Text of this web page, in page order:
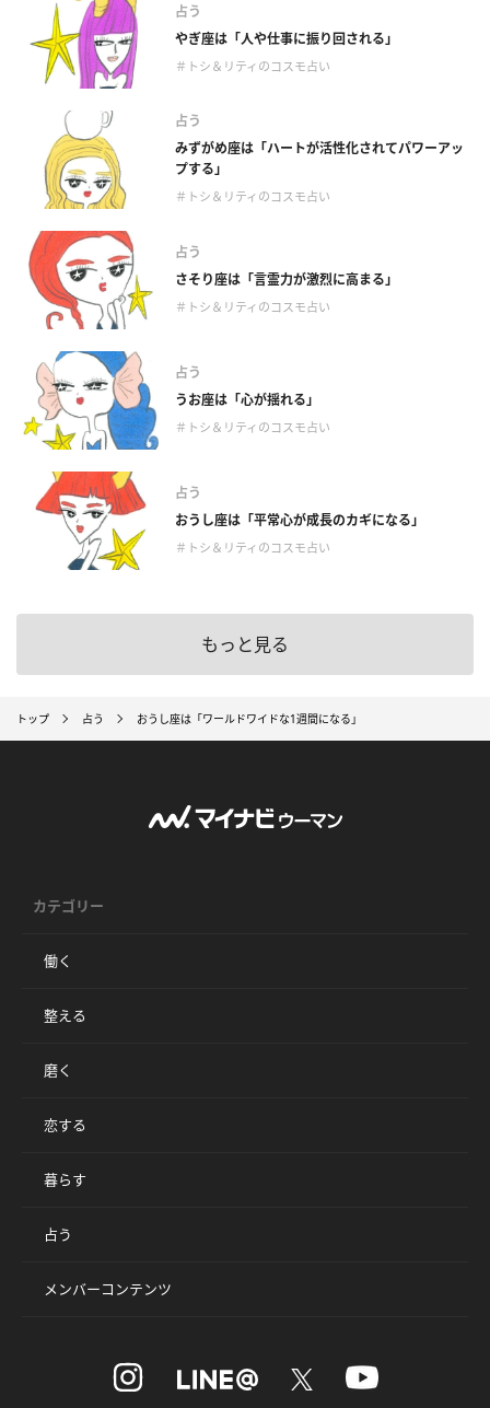
占う
やぎ座は「人や仕事に振り回される」
＃トシ＆リティのコスモ占い
占う
みずがめ座は「ハートが活性化されてパワーアッ
プする」
＃トシ＆リティのコスモ占い
占う
さそり座は「言霊力が激烈に高まる」
＃トシ＆リティのコスモ占い
占う
うお座は「心が揺れる」
＃トシ＆リティのコスモ占い
占う
おうし座は「平常心が成長のカギになる」
＃トシ＆リティのコスモ占い
もっと見る
トップ 占う おうし座は「ワールドワイドな1週間になる」
カテゴリー
働く
整える
磨く
恋する
暮らす
占う
メンバーコンテンツ